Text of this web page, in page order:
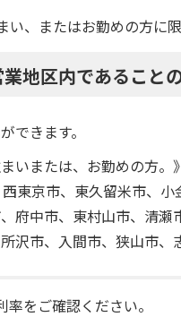
、またはお勤めの方に限
業地区内であること
できます。
いまたは、お勤めの方。》
東京市、東久留米市、小
府中市、東村山市、清瀬
沢市、入間市、狭山市、
をご確認ください。